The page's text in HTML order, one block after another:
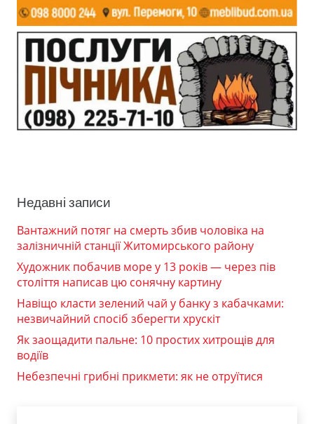
Недавні записи
Вантажний потяг на смерть збив чоловіка на
залізничній станції Житомирського району
Художник побачив море у 13 років — через пів
століття написав цю сонячну картину
Навіщо класти зелений чай у банку з кабачками:
незвичайний спосіб зберегти хрускіт
Як заощадити пальне: 10 простих хитрощів для
водіїв
Небезпечні грибні прикмети: як не отруїтися